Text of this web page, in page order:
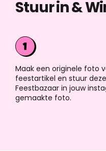
Stuur in &
Maak een originele foto
feestartikel en stuur
Feestbazaar in jouw
gemaakte foto.